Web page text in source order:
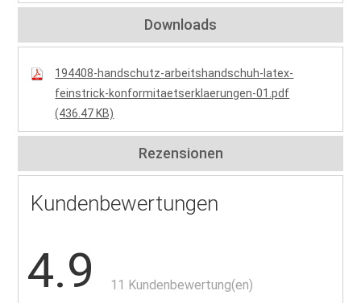
Downloads
194408-handschutz-arbeitshandschuh-latex-
feinstrick-konformitaetserklaerungen-01.pdf
(436.47 KB)
Rezensionen
Kundenbewertungen
4.9 11 Kundenbewertung(en)